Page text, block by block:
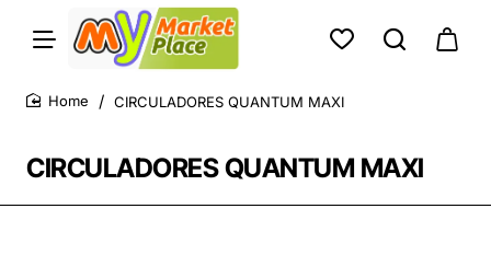
CIRCULADORES QUANTUM MAXI
CIRCULADORES QUANTUM MAXI